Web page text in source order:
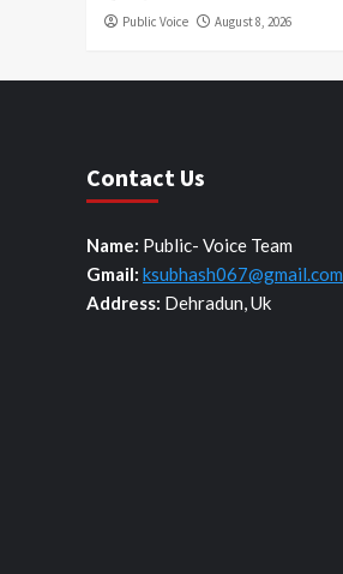
Public Voice August 8, 2026
Contact Us
Name: Public- Voice Team
Gmail: ksubhash067@gmail.com
Address: Dehradun, Uk